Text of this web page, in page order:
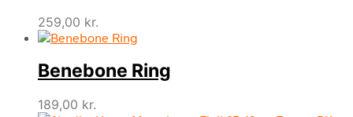
259,00 kr.
Benebone Ring
189,00 kr.